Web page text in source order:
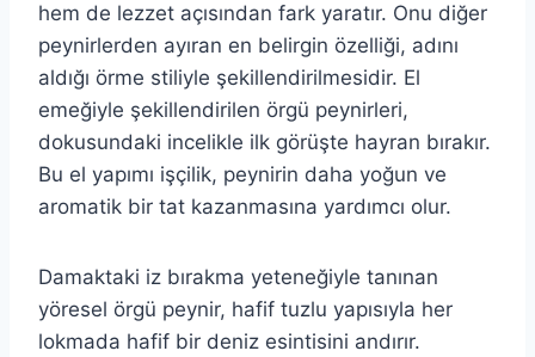
hem de lezzet açısından fark yaratır. Onu diğer
peynirlerden ayıran en belirgin özelliği, adını
aldığı örme stiliyle şekillendirilmesidir. El
emeğiyle şekillendirilen örgü peynirleri,
dokusundaki incelikle ilk görüşte hayran bırakır.
Bu el yapımı işçilik, peynirin daha yoğun ve
aromatik bir tat kazanmasına yardımcı olur.
Damaktaki iz bırakma yeteneğiyle tanınan
yöresel örgü peynir, hafif tuzlu yapısıyla her
lokmada hafif bir deniz esintisini andırır.